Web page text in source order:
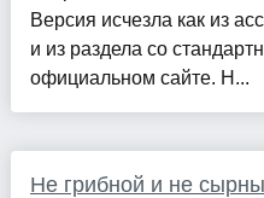
Версия исчезла как из
и из раздела со
официальном сайте. Н...
Не грибной и не